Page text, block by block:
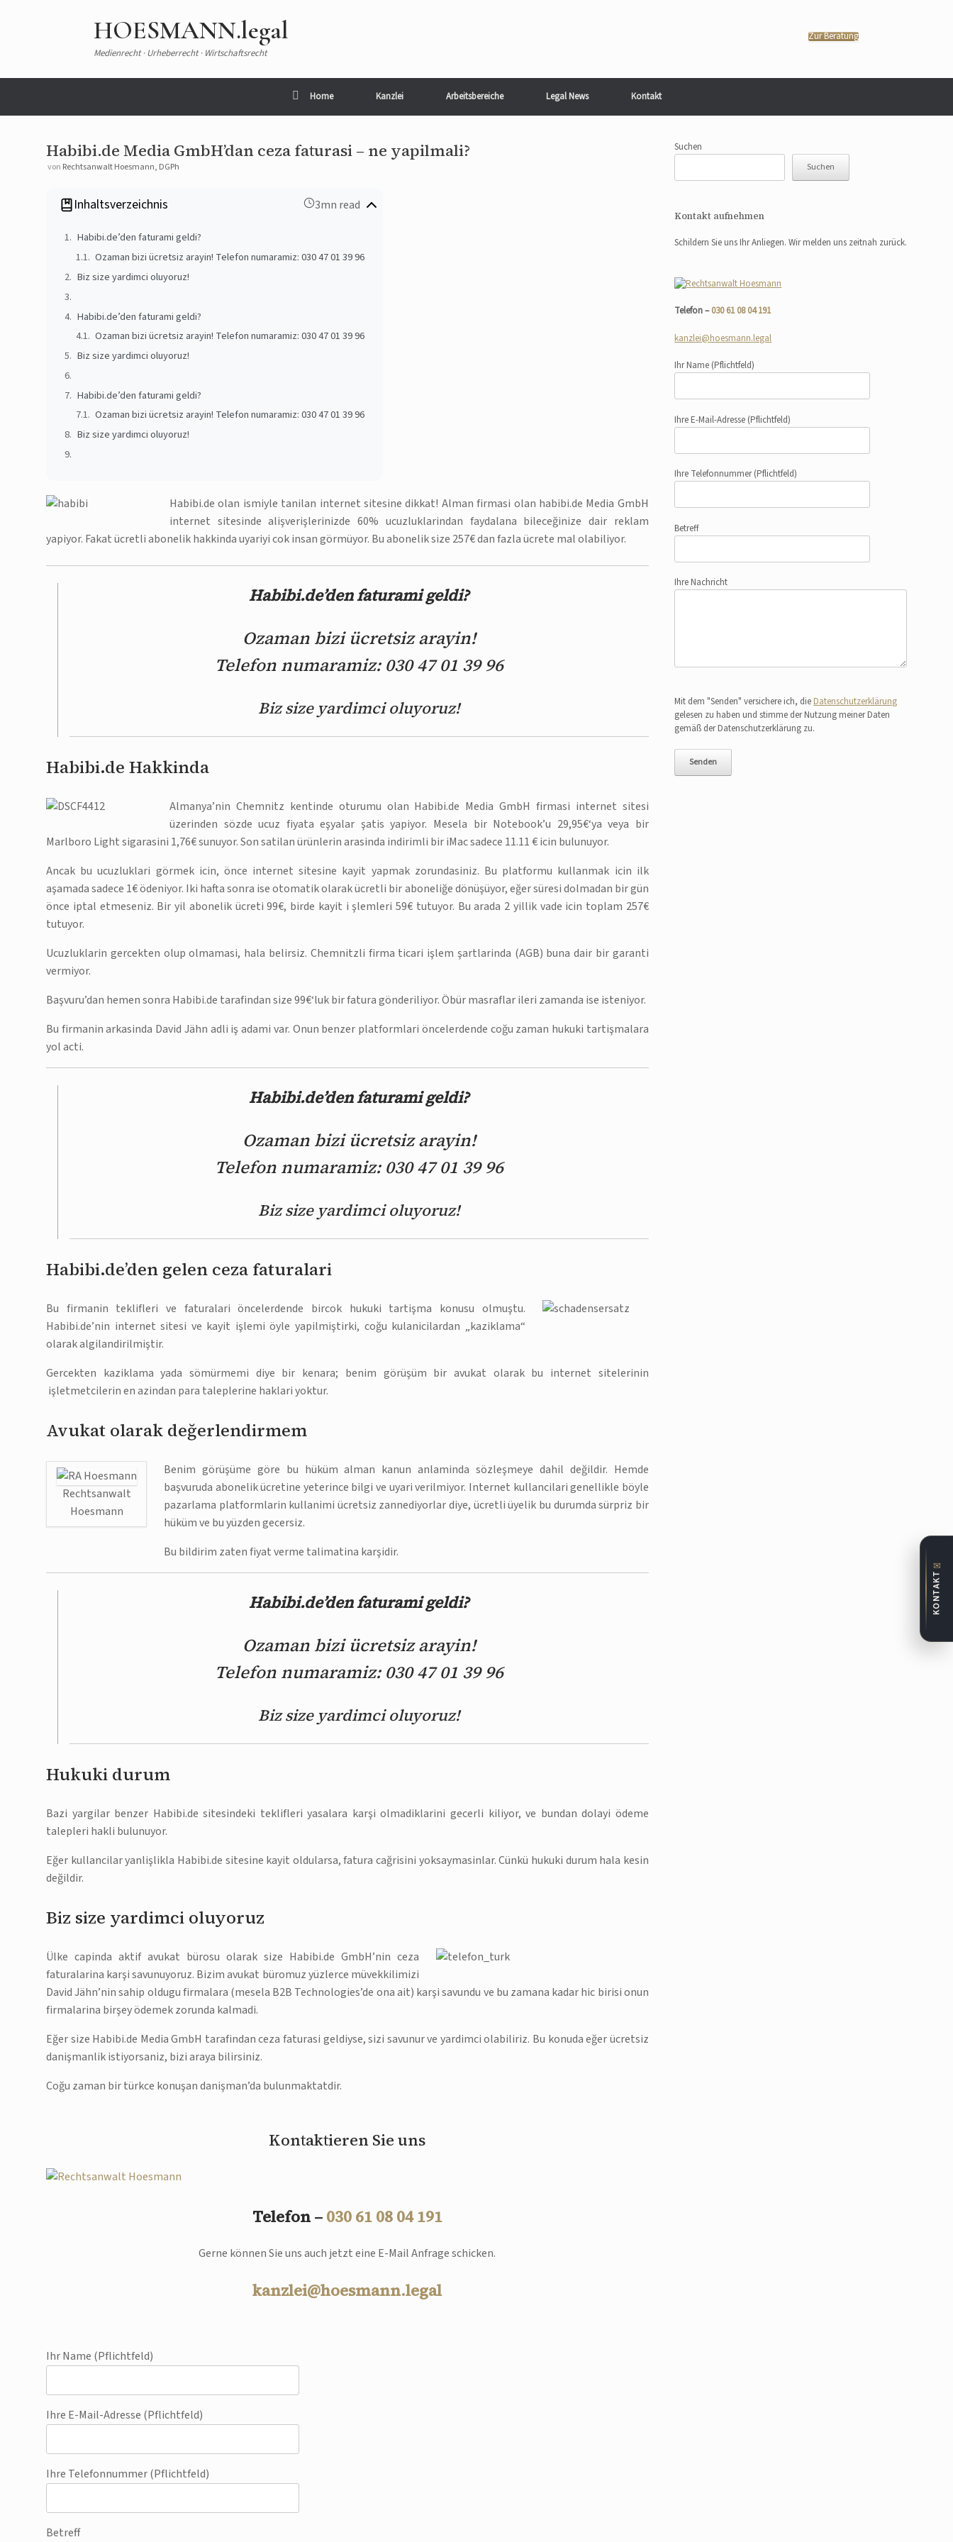
HOESMANN.legal
Medienrecht · Urheberrecht · Wirtschaftsrecht
Zur Beratung
Home Kanzlei Arbeitsbereiche Legal News Kontakt
Habibi.de Media GmbH’dan ceza faturasi – ne yapilmali?
von Rechtsanwalt Hoesmann, DGPh
Inhaltsverzeichnis 3mn read
Habibi.de’den faturami geldi?
Ozaman bizi ücretsiz arayin! Telefon numaramiz: 030 47 01 39 96
Biz size yardimci oluyoruz!
Habibi.de’den faturami geldi?
Ozaman bizi ücretsiz arayin! Telefon numaramiz: 030 47 01 39 96
Biz size yardimci oluyoruz!
Habibi.de’den faturami geldi?
Ozaman bizi ücretsiz arayin! Telefon numaramiz: 030 47 01 39 96
Biz size yardimci oluyoruz!
Habibi.de olan ismiyle tanilan internet sitesine dikkat! Alman firmasi olan habibi.de Media GmbH
internet sitesinde alişverişlerinizde 60% ucuzluklarindan faydalana bileceğinize dair reklam
yapiyor. Fakat ücretli abonelik hakkinda uyariyi cok insan görmüyor. Bu abonelik size 257€ dan fazla ücrete mal olabiliyor.
Habibi.de’den faturami geldi?
Ozaman bizi ücretsiz arayin!
Telefon numaramiz: 030 47 01 39 96
Biz size yardimci oluyoruz!
Habibi.de Hakkinda
Almanya’nin Chemnitz kentinde oturumu olan Habibi.de Media GmbH firmasi internet sitesi
üzerinden sözde ucuz fiyata eşyalar şatis yapiyor. Mesela bir Notebook’u 29,95€‘ya veya bir
Marlboro Light sigarasini 1,76€ sunuyor. Son satilan ürünlerin arasinda indirimli bir iMac sadece 11.11 € icin bulunuyor.
Ancak bu ucuzluklari görmek icin, önce internet sitesine kayit yapmak zorundasiniz. Bu platformu kullanmak icin ilk
aşamada sadece 1€ ödeniyor. Iki hafta sonra ise otomatik olarak ücretli bir aboneliğe dönüşüyor, eğer süresi dolmadan bir gün
önce iptal etmeseniz. Bir yil abonelik ücreti 99€, birde kayit i şlemleri 59€ tutuyor. Bu arada 2 yillik vade icin toplam 257€
tutuyor.
Ucuzluklarin gercekten olup olmamasi, hala belirsiz. Chemnitzli firma ticari işlem şartlarinda (AGB) buna dair bir garanti
vermiyor.
Başvuru’dan hemen sonra Habibi.de tarafindan size 99€‘luk bir fatura gönderiliyor. Öbür masraflar ileri zamanda ise isteniyor.
Bu firmanin arkasinda David Jähn adli iş adami var. Onun benzer platformlari öncelerdende coğu zaman hukuki tartişmalara
yol acti.
Habibi.de’den faturami geldi?
Ozaman bizi ücretsiz arayin!
Telefon numaramiz: 030 47 01 39 96
Biz size yardimci oluyoruz!
Habibi.de’den gelen ceza faturalari
Bu firmanin teklifleri ve faturalari öncelerdende bircok hukuki tartişma konusu olmuştu.
Habibi.de’nin internet sitesi ve kayit işlemi öyle yapilmiştirki, coğu kulanicilardan „kaziklama“
olarak algilandirilmiştir.
Gercekten kaziklama yada sömürmemi diye bir kenara; benim görüşüm bir avukat olarak bu internet sitelerinin
işletmetcilerin en azindan para taleplerine haklari yoktur.
Avukat olarak değerlendirmem
Rechtsanwalt
Hoesmann
Benim görüşüme göre bu hüküm alman kanun anlaminda sözleşmeye dahil değildir. Hemde
başvuruda abonelik ücretine yeterince bilgi ve uyari verilmiyor. Internet kullancilari genellikle böyle
pazarlama platformlarin kullanimi ücretsiz zannediyorlar diye, ücretli üyelik bu durumda sürpriz bir
hüküm ve bu yüzden gecersiz.
Bu bildirim zaten fiyat verme talimatina karşidir.
Habibi.de’den faturami geldi?
Ozaman bizi ücretsiz arayin!
Telefon numaramiz: 030 47 01 39 96
Biz size yardimci oluyoruz!
Hukuki durum
Bazi yargilar benzer Habibi.de sitesindeki teklifleri yasalara karşi olmadiklarini gecerli kiliyor, ve bundan dolayi ödeme
talepleri hakli bulunuyor.
Eğer kullancilar yanlişlikla Habibi.de sitesine kayit oldularsa, fatura cağrisini yoksaymasinlar. Cünkü hukuki durum hala kesin
değildir.
Biz size yardimci oluyoruz
Ülke capinda aktif avukat bürosu olarak size Habibi.de GmbH’nin ceza
faturalarina karşi savunuyoruz. Bizim avukat büromuz yüzlerce müvekkilimizi
David Jähn’nin sahip oldugu firmalara (mesela B2B Technologies’de ona ait) karşi savundu ve bu zamana kadar hic birisi onun
firmalarina birşey ödemek zorunda kalmadi.
Eğer size Habibi.de Media GmbH tarafindan ceza faturasi geldiyse, sizi savunur ve yardimci olabiliriz. Bu konuda eğer ücretsiz
danişmanlik istiyorsaniz, bizi araya bilirsiniz.
Coğu zaman bir türkce konuşan danişman’da bulunmaktatdir.
Kontaktieren Sie uns
Telefon – 030 61 08 04 191
Gerne können Sie uns auch jetzt eine E-Mail Anfrage schicken.
kanzlei@hoesmann.legal
Ihr Name (Pflichtfeld)
Ihre E-Mail-Adresse (Pflichtfeld)
Ihre Telefonnummer (Pflichtfeld)
Betreff
Suchen
Suchen
Kontakt aufnehmen
Schildern Sie uns Ihr Anliegen. Wir melden uns zeitnah zurück.
Telefon –030 61 08 04 191
kanzlei@hoesmann.legal
Ihr Name (Pflichtfeld)
Ihre E-Mail-Adresse (Pflichtfeld)
Ihre Telefonnummer(Pflichtfeld)
Betreff
Ihre Nachricht
Mit dem "Senden" versichere ich, die Datenschutzerklärung
gelesen zu haben und stimme der Nutzung meiner Daten
gemäß der Datenschutzerklärung zu.
✉
KONTAKT